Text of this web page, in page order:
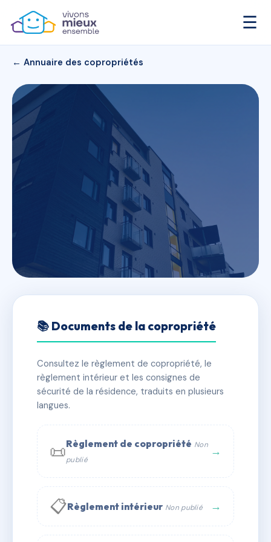
☰
← Annuaire des copropriétés
19<, 21, 23 et 25 rue Honoré
de Balzac
📍 19 r honore de balzac 35500 Vitré
✓ Immatriculée 🏠 8 lots 🏗 4 bâtiment(s)
📞 Contacter Syndic Digital 💬 WhatsApp
✉ Email
📚 Documents de la copropriété
Consultez le règlement de copropriété, le
règlement intérieur et les consignes de
sécurité de la résidence, traduits en plusieurs
langues.
📜Règlement de copropriété Non
publié
→
📋Règlement intérieur Non publié →